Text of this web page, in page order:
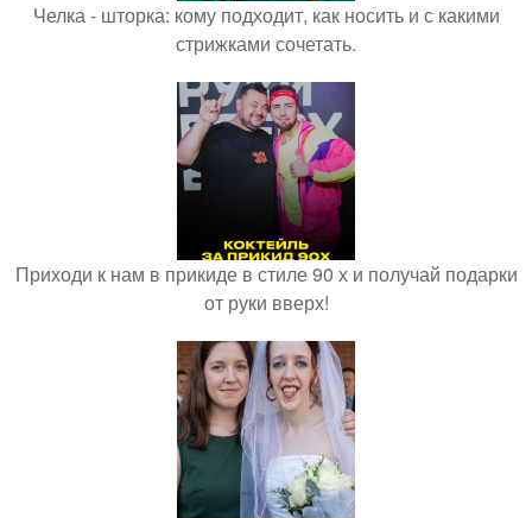
Челка - шторка: кому подходит, как носить и с какими
стрижками сочетать.
Приходи к нам в прикиде в стиле 90 х и получай подарки
от руки вверх!